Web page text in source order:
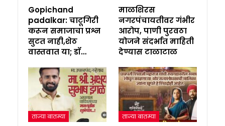
Gopichand
padalkar: चाटूगिरी
करून समाजाचा प्रश्न
सुटत नाही,शेठ
वास्तवात या; डॉ…
माळशिरस
नगरपंचायतीवर गंभीर
आरोप, पाणी पुरवठा
योजने संदर्भात माहिती
देण्यास टाळाटाळ
ताज्या बातम्या ताज्या बातम्या